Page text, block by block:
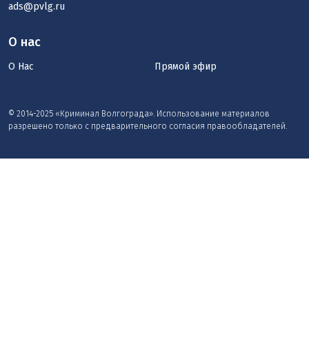
О нас
О Нас Прямой эфир
© 2014-2025 «Криминал Волгограда». Использование материалов
разрешено только с предварительного согласия правообладателей.
ads@pvlg.ru